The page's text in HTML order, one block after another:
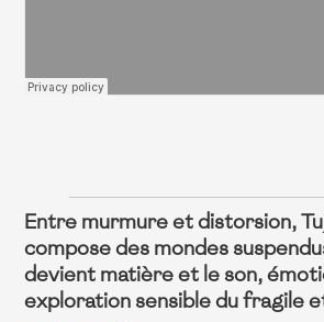
Entre murmure et distorsion,
compose des mondes
devient matière et le son,
exploration sensible du fragile